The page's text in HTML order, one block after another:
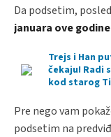
Da podsetim,
januara ove
Trejs i Han
čekaju! Radi
kod starog
Pre nego vam
podsetim na